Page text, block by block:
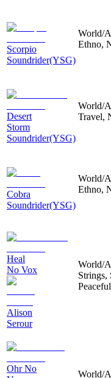
Scorpio
Soundrider(YSG)
World/
Ethno,
Desert
Storm
Soundrider(YSG)
World/
Travel,
Cobra
Soundrider(YSG)
World/
Ethno,
Heal
No Vox
Alison
Serour
World/
Strings,
Ohr No
World/